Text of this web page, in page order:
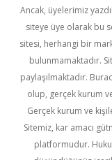
Ancak, üyelerimiz
siteye üye olarak bu
sitesi, herhangi bir
bulunmamaktadır.
paylaşılmaktadır.
olup, gerçek kurum
Gerçek kurum ve
Sitemiz, kar amacı
platformudur.